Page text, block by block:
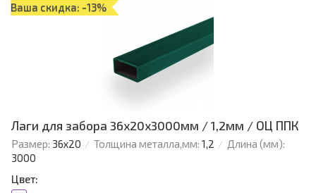
Ваша скидка: -13%
Лаги для забора 36х20x3000мм / 1,2мм / ОЦ ППК
Размер: 36х20 Толщина металла,мм: 1,2
Длина (мм):
3000
Цвет: